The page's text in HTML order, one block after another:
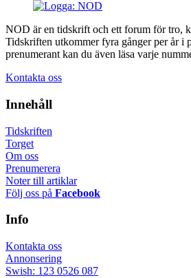
NOD är en tidskrift och ett forum för tro,
Tidskriften utkommer fyra gånger per år i
prenumerant kan du även läsa varje
Kontakta oss
Innehåll
Tidskriften
Torget
Om oss
Prenumerera
Noter till artiklar
Följ oss på Facebook
Info
Kontakta oss
Annonsering
Swish: 123 0526 087